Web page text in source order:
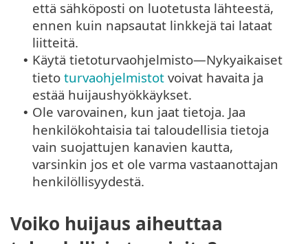
että sähköposti on luotetusta lähteestä,
ennen kuin napsautat linkkejä tai lataat
liitteitä.
• Käytä tietoturvaohjelmisto—Nykyaikaiset
tieto turvaohjelmistot voivat havaita ja
estää huijaushyökkäykset.
• Ole varovainen, kun jaat tietoja. Jaa
henkilökohtaisia tai taloudellisia tietoja
vain suojattujen kanavien kautta,
varsinkin jos et ole varma vastaanottajan
henkilöllisyydestä.
Voiko huijaus aiheuttaa